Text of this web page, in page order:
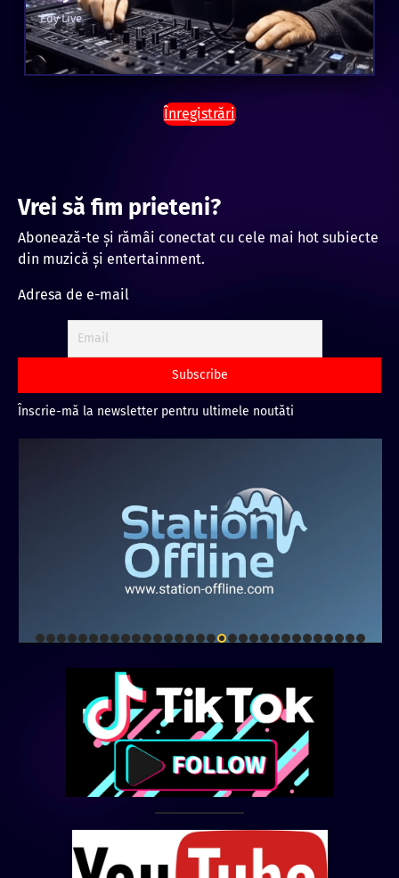
Edy Live
Înregistrări
Vrei să fim prieteni?
Abonează-te și rămâi conectat cu cele mai hot subiecte
din muzică și entertainment.
Adresa de e-mail
Înscrie-mă la newsletter pentru ultimele noutăti